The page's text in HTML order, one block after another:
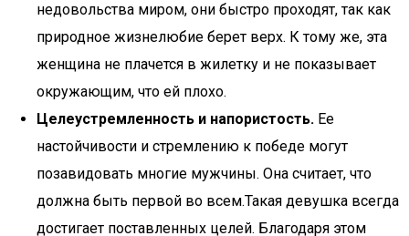
недовольства миром, они быстро проходят, так как
природное жизнелюбие берет верх. К тому же, эта
женщина не плачется в жилетку и не показывает
окружающим, что ей плохо.
Целеустремленность и напористость. Ее
настойчивости и стремлению к победе могут
позавидовать многие мужчины. Она считает, что
должна быть первой во всем.Такая девушка всегда
достигает поставленных целей. Благодаря этом